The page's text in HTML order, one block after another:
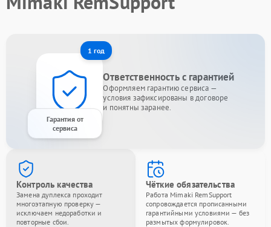
1 год
Гарантия от
сервиса
Ответственность с гарантией
Оформляем гарантию сервиса —
условия зафиксированы в договоре
и понятны заранее.
Контроль качества
Замена дуплекса проходит
многоэтапную проверку —
исключаем недоработки и
повторные сбои.
Чёткие обязательства
Работа Mimaki RemSupport
сопровождается прописанными
гарантийными условиями — без
размытых формулировок.